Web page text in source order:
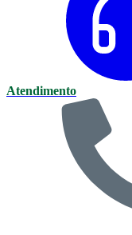
Atendimento